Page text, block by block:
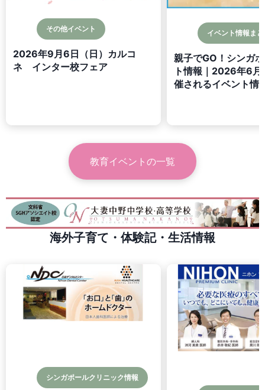
その他イベント
2026年9月6日（日）カルコ
ネ インター校フェア
イベント情報ま
親子でGO！シンガ
ト情報｜2026年6
催されるイベント情
教育イベント の一覧
海外子育て・体験記・生活情報
シンガポールクリニック情報